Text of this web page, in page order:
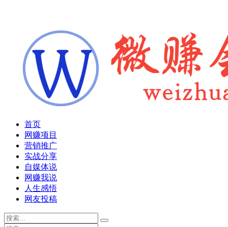
首页
网赚项目
营销推广
实战分享
自媒体说
网赚我说
人生感悟
网友投稿